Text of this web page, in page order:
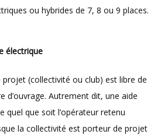
ou hybrides de 7, 8 ou 9 places.
électrique
projet (collectivité ou club) est libre de
d’ouvrage. Autrement dit, une aide
quel que soit l’opérateur retenu
la collectivité est porteur de projet